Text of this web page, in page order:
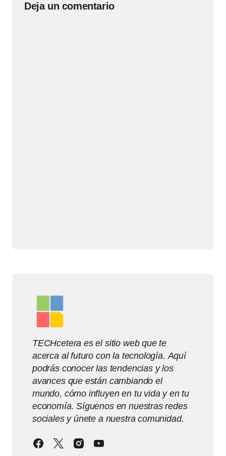
Deja un comentario
TECHcetera es el sitio web que te
acerca al futuro con la tecnología. Aquí
podrás conocer las tendencias y los
avances que están cambiando el
mundo, cómo influyen en tu vida y en tu
economía. Síguenos en nuestras redes
sociales y únete a nuestra comunidad.